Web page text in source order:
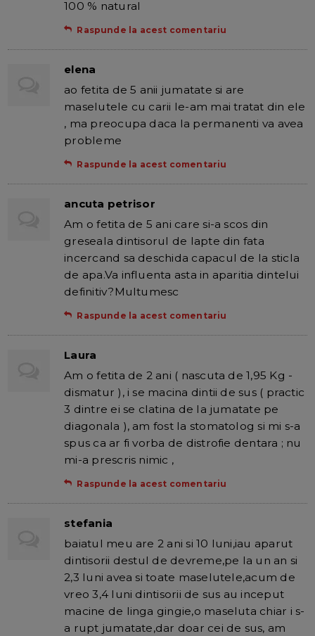
100 % natural
Raspunde la acest comentariu
elena
ao fetita de 5 anii jumatate si are
maselutele cu carii le-am mai tratat din ele
, ma preocupa daca la permanenti va avea
probleme
Raspunde la acest comentariu
ancuta petrisor
Am o fetita de 5 ani care si-a scos din
greseala dintisorul de lapte din fata
incercand sa deschida capacul de la sticla
de apa.Va influenta asta in aparitia dintelui
definitiv?Multumesc
Raspunde la acest comentariu
Laura
Am o fetita de 2 ani ( nascuta de 1,95 Kg -
dismatur ), i se macina dintii de sus ( practic
3 dintre ei se clatina de la jumatate pe
diagonala ), am fost la stomatolog si mi s-a
spus ca ar fi vorba de distrofie dentara ; nu
mi-a prescris nimic ,
Raspunde la acest comentariu
stefania
baiatul meu are 2 ani si 10 luni,iau aparut
dintisorii destul de devreme,pe la un an si
2,3 luni avea si toate maselutele,acum de
vreo 3,4 luni dintisorii de sus au inceput
macine de linga gingie,o maseluta chiar i s-
a rupt jumatate,dar doar cei de sus, am